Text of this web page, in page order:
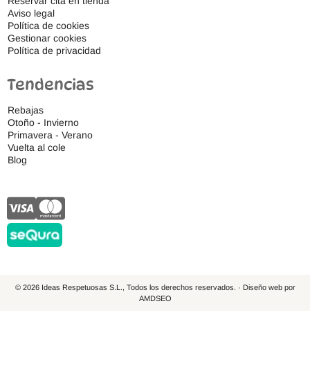
Aviso legal
Política de cookies
Gestionar cookies
Política de privacidad
Tendencias
Rebajas
Otoño - Invierno
Primavera - Verano
Vuelta al cole
Blog
© 2026 Ideas Respetuosas S.L., Todos los derechos reservados. · Diseño web por
AMDSEO